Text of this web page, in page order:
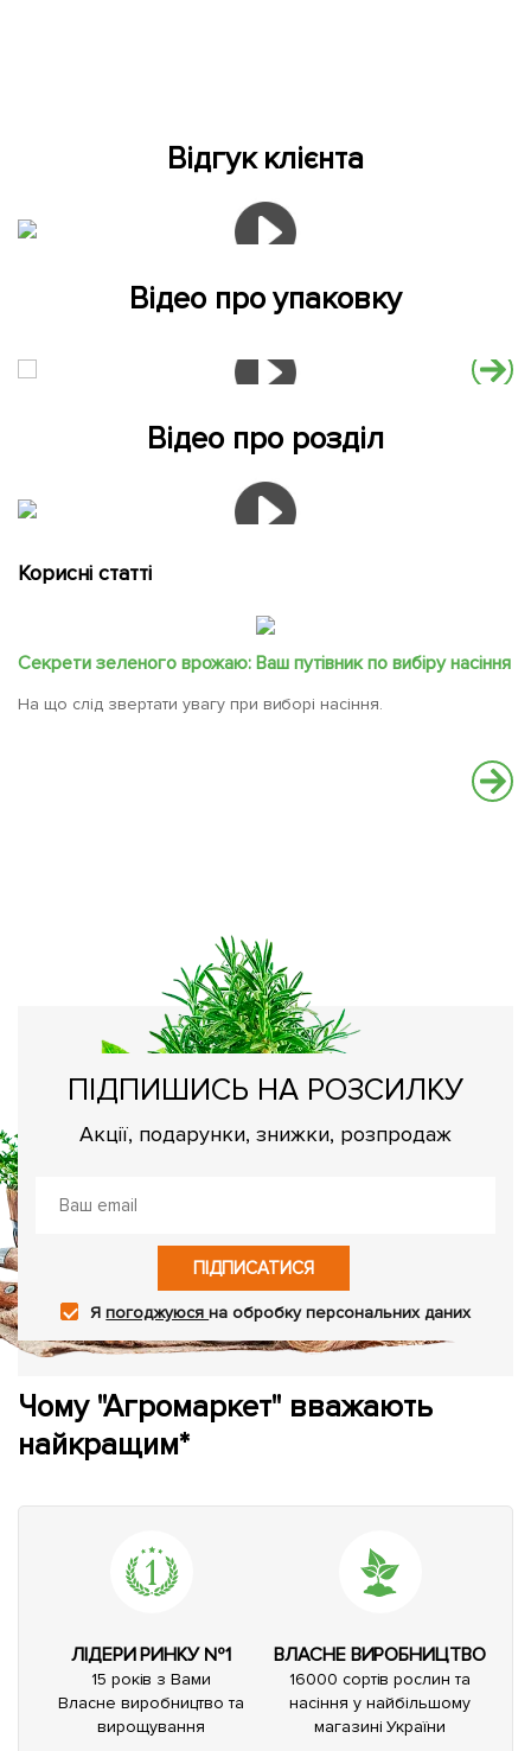
Відгук клієнта
Відео про упаковку
Відео про розділ
Корисні статті
Секрети зеленого врожаю: Ваш путівник по вибіру насіння
На що слід звертати увагу при виборі насіння.
ПІДПИШИСЬ НА РОЗСИЛКУ
Акції, подарунки, знижки, розпродаж
ПІДПИСАТИСЯ
Япогоджуюсяна обробку персональних даних
Чому "Агромаркет" вважають
найкращим*
ЛІДЕРИ РИНКУ №1
15 років з Вами
Власне виробництво та
вирощування
ВЛАСНЕ ВИРОБНИЦТВО
16000 сортів рослин та
насіння у найбільшому
магазині України